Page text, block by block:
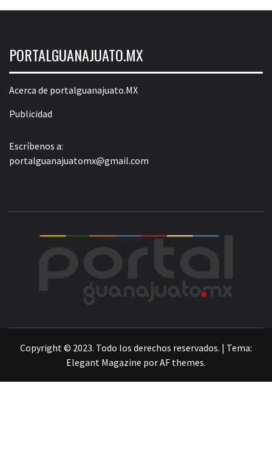
PORTALGUANAJUATO.MX
Acerca de portalguanajuato.MX
Publicidad
Escríbenos a:
portalguanajuatomx@gmail.com
Copyright © 2023. Todo los derechos reservados. | Tema:
Elegant Magazine porAF themes.